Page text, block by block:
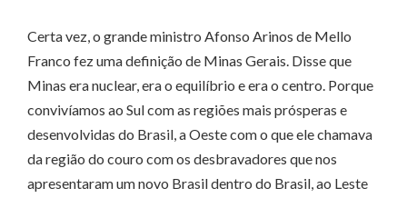
Certa vez, o grande ministro Afonso Arinos de Mello
Franco fez uma definição de Minas Gerais. Disse que
Minas era nuclear, era o equilíbrio e era o centro. Porque
convivíamos ao Sul com as regiões mais prósperas e
desenvolvidas do Brasil, a Oeste com o que ele chamava
da região do couro com os desbravadores que nos
apresentaram um novo Brasil dentro do Brasil, ao Leste